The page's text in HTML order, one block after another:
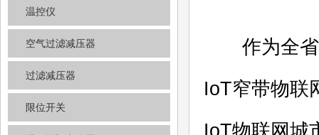
温控仪
空气过滤减压器
过滤减压器
限位开关
作为全省
IoT窄带物联
IoT物联网城